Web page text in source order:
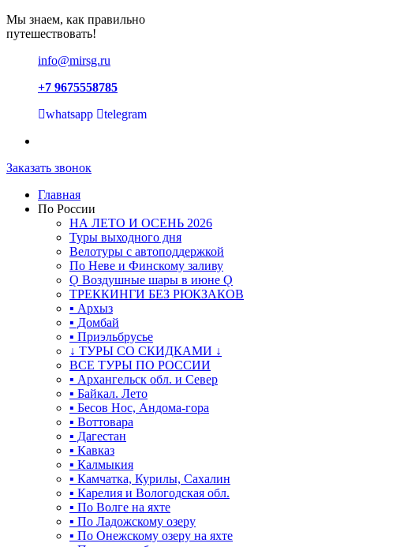
Мы знаем, как правильно
путешествовать!
info@mirsg.ru
+7 9675558785
whatsapp
telegram
Заказать звонок
Главная
По России
НА ЛЕТО И ОСЕНЬ 2026
Туры выходного дня
Велотуры с автоподдержкой
По Неве и Финскому заливу
Ǫ Воздушные шары в июне Ǫ
ТРЕККИНГИ БЕЗ РЮКЗАКОВ
▪ Архыз
▪ Домбай
▪ Приэльбрусье
↓ ТУРЫ СО СКИДКАМИ ↓
ВСЕ ТУРЫ ПО РОССИИ
▪ Архангельск обл. и Север
▪ Байкал. Лето
▪ Бесов Нос, Андома-гора
▪ Воттовара
▪ Дагестан
▪ Кавказ
▪ Калмыкия
▪ Камчатка, Курилы, Сахалин
▪ Карелия и Вологодская обл.
▪ По Волге на яхте
▪ По Ладожскому озеру
▪ По Онежскому озеру на яхте